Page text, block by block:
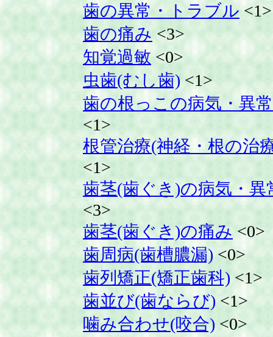
歯の異常・トラブル<1>
歯の痛み <3>
知覚過敏 <0>
虫歯(むし歯)<1>
歯の根っこの病気・異常
<1>
根管治療(神経・根の治
<1>
歯茎(歯ぐき)の病気・異
<3>
歯茎(歯ぐき)の痛み <0>
歯周病(歯槽膿漏) <0>
歯列矯正(矯正歯科)<1>
歯並び(歯ならび) <1>
噛み合わせ(咬合) <0>